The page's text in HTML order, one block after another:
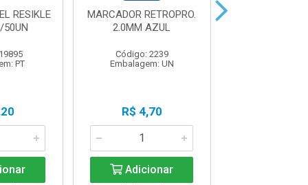
RESIKLE
PT
MARCADOR RETROPRO.
2.0MM AZUL
Código: 2239
Embalagem: UN
R$ 4,70
Adicionar